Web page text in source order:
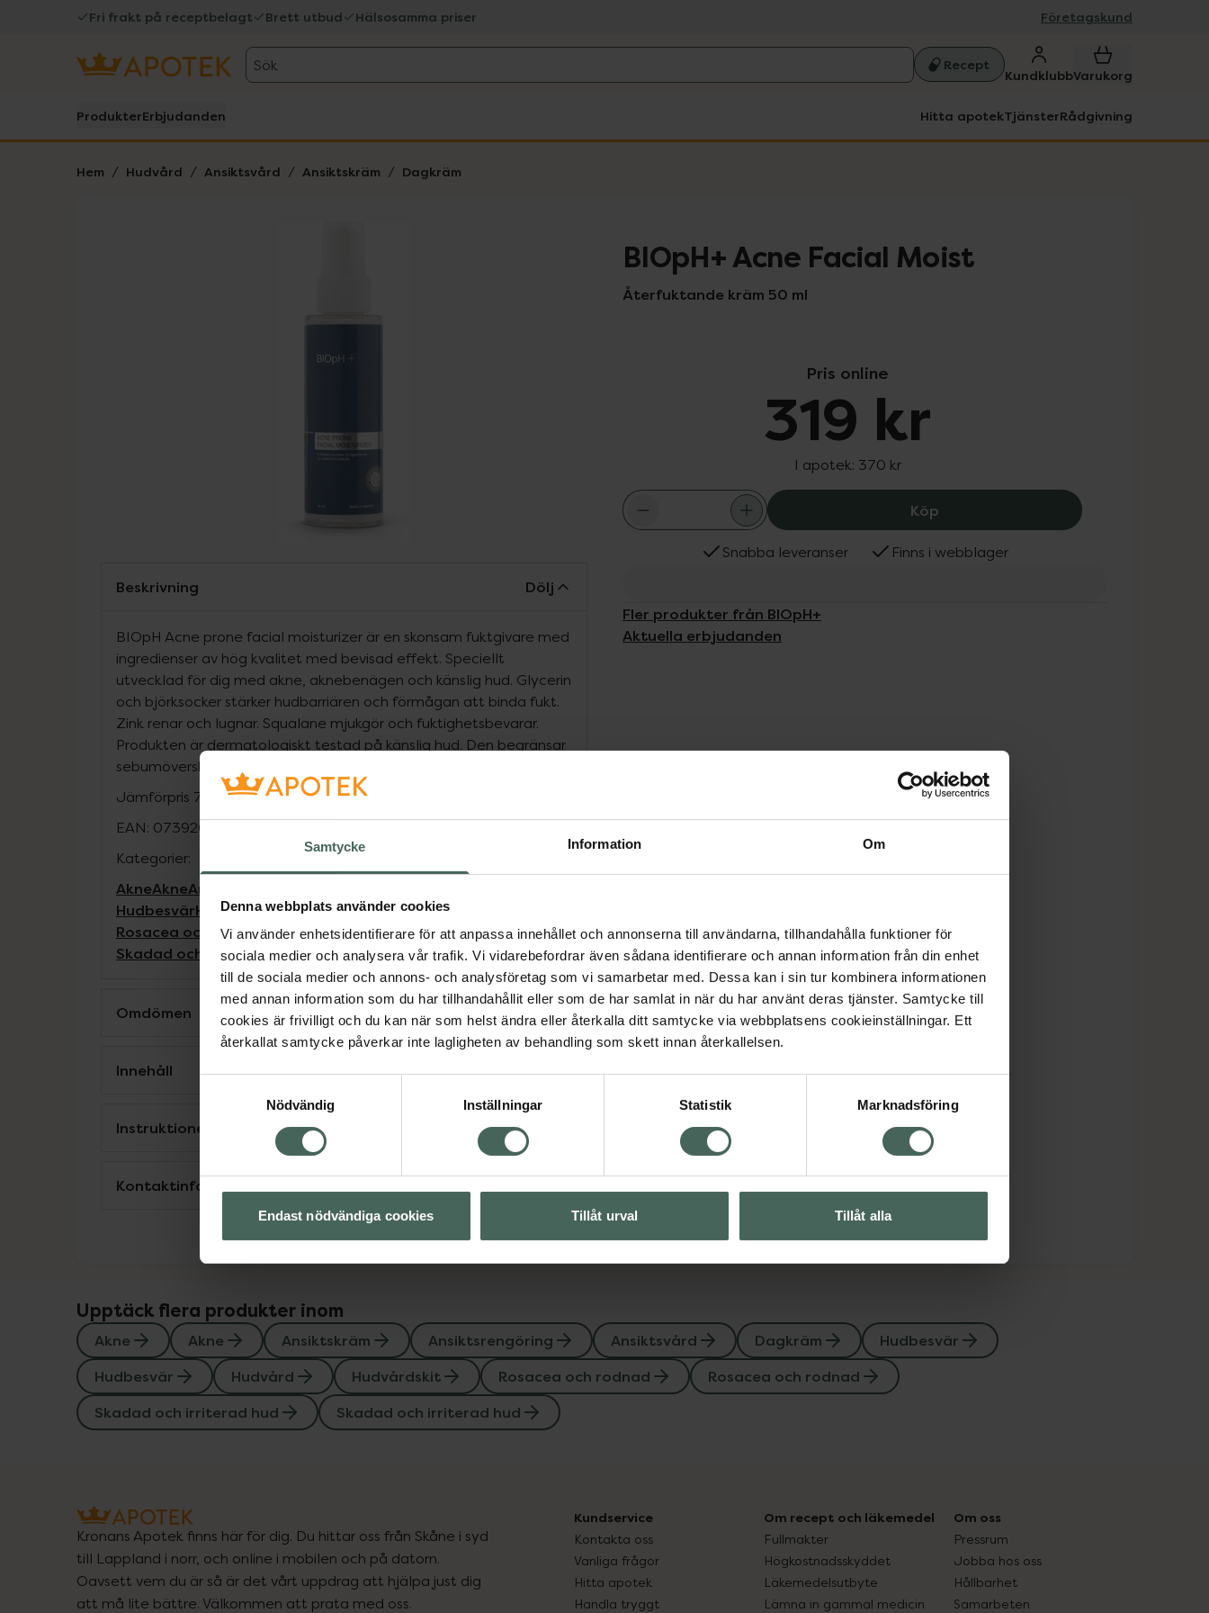
Samtycke Information Om
Denna webbplats använder cookies
Vi använder enhetsidentifierare för att anpassa innehållet och annonserna till användarna, tillhandahålla funktioner för
sociala medier och analysera vår trafik. Vi vidarebefordrar även sådana identifierare och annan information från din enhet
till de sociala medier och annons- och analysföretag som vi samarbetar med. Dessa kan i sin tur kombinera informationen
med annan information som du har tillhandahållit eller som de har samlat in när du har använt deras tjänster. Samtycke till
cookies är frivilligt och du kan när som helst ändra eller återkalla ditt samtycke via webbplatsens cookieinställningar. Ett
återkallat samtycke påverkar inte lagligheten av behandling som skett innan återkallelsen.
Nödvändig
Inställningar Statistik Marknadsföring
Endast nödvändiga cookies Tillåt urval Tillåt alla
Fri frakt på receptbelagt Brett utbud Hälsosamma priser Företagskund
Sök Recept
KundklubbVarukorg
ProdukterErbjudanden Hitta apotekTjänsterRådgivning
Hem Hudvård Ansiktsvård Ansiktskräm Dagkräm
BIOpH+ Acne Facial Moist
Återfuktande kräm 50 ml
Pris online
319 kr
I apotek: 370 kr
Köp BIOpH+ Acne Facial Moist, 319 kr.
Snabba leveranser Finns i webblager
Fler produkter från BIOpH+
Aktuella erbjudanden
Beskrivning Dölj
BIOpH Acne prone facial moisturizer är en skonsam fuktgivare med
ingredienser av hög kvalitet med bevisad effekt. Speciellt
utvecklad för dig med akne, aknebenägen och känslig hud. Glycerin
och björksocker stärker hudbarriären och förmågan att binda fukt.
Zink renar och lugnar. Squalane mjukgör och fuktighetsbevarar.
Produkten är dermatologiskt testad på känslig hud. Den begränsar
sebumöverskott, är icke-komedogen och parfymfri.
Jämförpris 7,40 kr/ml
EAN: 07392059101337
Kategorier:
AkneAkneAnsiktskräm
HudbesvärHudbesvärHudvårdHudvårdskit
Rosacea och rodnadRosacea och rodnad
Skadad och irriterad hudSkadad och irriterad hud
Omdömen Visa
Innehåll Visa
Instruktioner Visa
Kontaktinfo tillverkare
Upptäck flera produkter inom
Akne Akne Ansiktskräm Ansiktsrengöring Ansiktsvård Dagkräm
Hudbesvär
Hudbesvär
Hudvård Hudvårdskit Rosacea och rodnad
Rosacea och rodnad
Skadad och irriterad hud
Skadad och irriterad hud
Kronans Apotek finns här för dig. Du hittar oss från Skåne i syd
till Lappland i norr, och online i mobilen och på datorn.
Oavsett vem du är så är det vårt uppdrag att hjälpa just dig
att må lite bättre. Välkommen att prata med oss.
Kundservice
Kontakta oss
Vanliga frågor
Hitta apotek
Handla tryggt
Om recept och läkemedel
Fullmakter
Högkostnadsskyddet
Läkemedelsutbyte
Lämna in gammal medicin
Om oss
Pressrum
Jobba hos oss
Hållbarhet
Samarbeten